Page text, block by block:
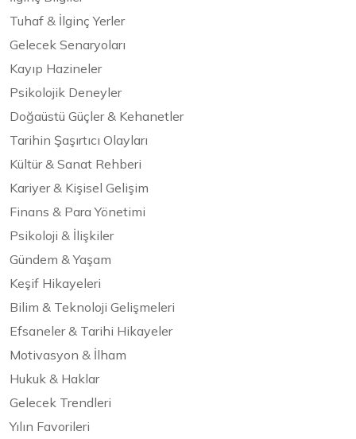
Tuhaf & İlginç Yerler
Gelecek Senaryoları
Kayıp Hazineler
Psikolojik Deneyler
Doğaüstü Güçler & Kehanetler
Tarihin Şaşırtıcı Olayları
Kültür & Sanat Rehberi
Kariyer & Kişisel Gelişim
Finans & Para Yönetimi
Psikoloji & İlişkiler
Gündem & Yaşam
Keşif Hikayeleri
Bilim & Teknoloji Gelişmeleri
Efsaneler & Tarihi Hikayeler
Motivasyon & İlham
Hukuk & Haklar
Gelecek Trendleri
Yılın Favorileri